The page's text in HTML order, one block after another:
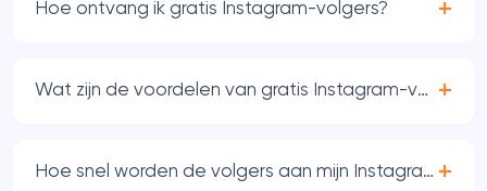
Hoe ontvang ik gratis Instagram-volgers?
Wat zijn de voordelen van gratis Instagram-volgers?
Hoe snel worden de volgers aan mijn Instagram-